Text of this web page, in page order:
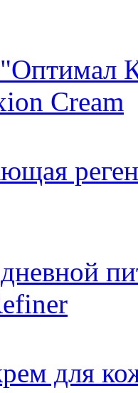
Cream
для